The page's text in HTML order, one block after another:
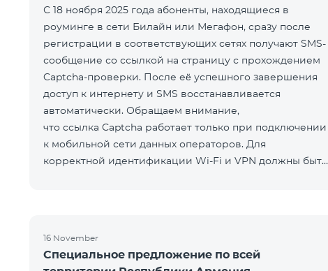
С 18 ноября 2025 года абоненты, находящиеся в
роуминге в сети Билайн или Мегафон, сразу после
регистрации в соответствующих сетях получают SMS-
сообщение со ссылкой на страницу с прохождением
Captcha-проверки. После её успешного завершения
доступ к интернету и SMS восстанавливается
автоматически. Обращаем внимание,
что ссылка Captcha работает только при подключении
к мобильной сети данных операторов. Для
корректной идентификации Wi-Fi и VPN должны быть
16 November
Специальное предложение по всей